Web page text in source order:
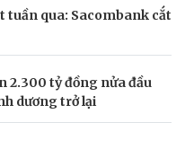
tuần qua: Sacombank cắt
2.300 tỷ đồng nửa đầu
dương trở lại